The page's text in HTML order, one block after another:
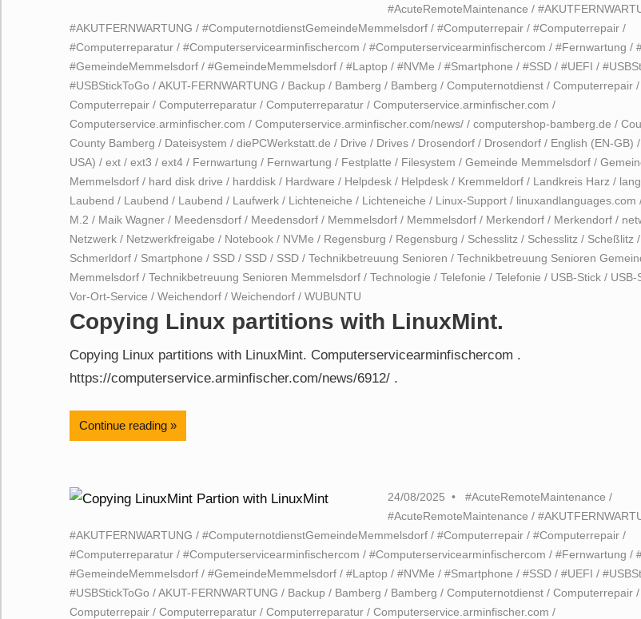
#AcuteRemoteMaintenance /
#AKUTFERNWARTUNG / #ComputernotdienstGemeindeMemmelsdorf / #Computerrepair / #Computerrepair /
#Computerreparatur / #Computerservicearminfischercom / #Computerservicearminfischercom / #Fernwartung /
#GemeindeMemmelsdorf / #GemeindeMemmelsdorf / #Laptop / #NVMe / #Smartphone / #SSD / #UEFI /
#USBStickToGo /AKUT-FERNWARTUNG / Backup / Bamberg / Bamberg / Computernotdienst / Computerrepair /
Computerrepair / Computerreparatur / Computerreparatur / Computerservice.arminfischer.com /
Computerservice.arminfischer.com / Computerservice.arminfischer.com/news/ / computershop-bamberg.de /
County Bamberg / Dateisystem / diePCWerkstatt.de / Drive / Drives / Drosendorf / Drosendorf / English (EN-GB) /
USA) / ext / ext3 / ext4 / Fernwartung / Fernwartung / Festplatte / Filesystem / Gemeinde Memmelsdorf /
Memmelsdorf / hard disk drive / harddisk / Hardware / Helpdesk / Helpdesk / Kremmeldorf / Landkreis Harz /
Laubend / Laubend / Laubend / Laufwerk / Lichteneiche / Lichteneiche / Linux-Support / linuxandlanguages.com
M.2 / Maik Wagner / Meedensdorf / Meedensdorf / Memmelsdorf / Memmelsdorf / Merkendorf / Merkendorf /
Netzwerk / Netzwerkfreigabe / Notebook / NVMe / Regensburg / Regensburg / Schesslitz / Schesslitz / Scheßlitz /
Schmerldorf / Smartphone / SSD / SSD / SSD / Technikbetreuung Senioren / Technikbetreuung Senioren
Memmelsdorf / Technikbetreuung Senioren Memmelsdorf / Technologie / Telefonie / Telefonie / USB-Stick / USB-
Vor-Ort-Service / Weichendorf / Weichendorf / WUBUNTU
Copying Linux partitions with LinuxMint.
Copying Linux partitions with LinuxMint. Computerservicearminfischercom .
https://computerservice.arminfischer.com/news/6912/ .
Continue reading
24/08/2025 #AcuteRemoteMaintenance /
#AcuteRemoteMaintenance /
#AKUTFERNWARTUNG / #ComputernotdienstGemeindeMemmelsdorf / #Computerrepair / #Computerrepair /
#Computerreparatur / #Computerservicearminfischercom / #Computerservicearminfischercom / #Fernwartung /
#GemeindeMemmelsdorf / #GemeindeMemmelsdorf / #Laptop / #NVMe / #Smartphone / #SSD / #UEFI /
#USBStickToGo /AKUT-FERNWARTUNG / Backup / Bamberg / Bamberg / Computernotdienst / Computerrepair /
Computerrepair / Computerreparatur / Computerreparatur / Computerservice.arminfischer.com /